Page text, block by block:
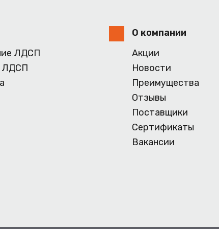
ЛДСП
ЛДСП
О компании
Акции
Новости
Преимущества
Отзывы
Поставщики
Сертификаты
Вакансии